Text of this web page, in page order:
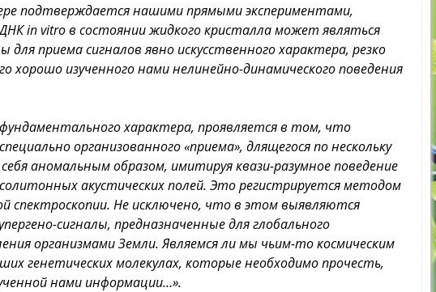
подтверждается нашими прямыми экспериментами,
in vitro в состоянии жидкого кристалла может являться
приема сигналов явно искусственного характера, резко
изученного нами нелинейно-динамического поведения
характера, проявляется в том, что
организованного «приема», длящегося по нескольку
аномальным образом, имитируя квази-разумное поведение
акустических полей. Это регистрируется методом
спектроскопии. Не исключено, что в этом выявляются
сигналы, предназначенные для глобального
организмами Земли. Являемся ли мы чьим-то космическим
генетических молекулах, которые необходимо прочесть,
нами информации…».